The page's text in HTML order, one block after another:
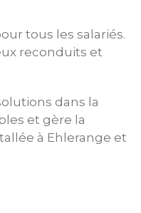
tous les salariés.
reconduits et
dans la
et gère la
à Ehlerange et